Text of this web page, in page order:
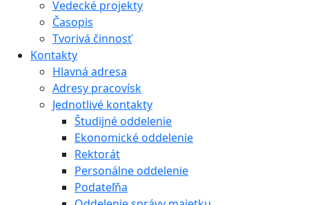
Vedecké projekty
Časopis
Tvorivá činnosť
Kontakty
Hlavná adresa
Adresy pracovísk
Jednotlivé kontakty
Študijné oddelenie
Ekonomické oddelenie
Rektorát
Personálne oddelenie
Podateľňa